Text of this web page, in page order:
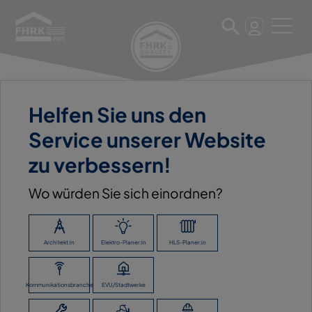
Helfen Sie uns den
Service unserer Website
zu verbessern!
Wo würden Sie sich einordnen?
Architekt:in Elektro-Planer:in HLS-Planer:in
Kommunikationsbranche EVU/Stadtwerke
11. März 2025
HEINRICH RIESSELMANN G
MBH
ZURÜCK ZUR ÜBERSICHT